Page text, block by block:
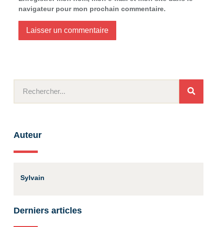
navigateur pour mon prochain commentaire.
Auteur
Sylvain
Derniers articles